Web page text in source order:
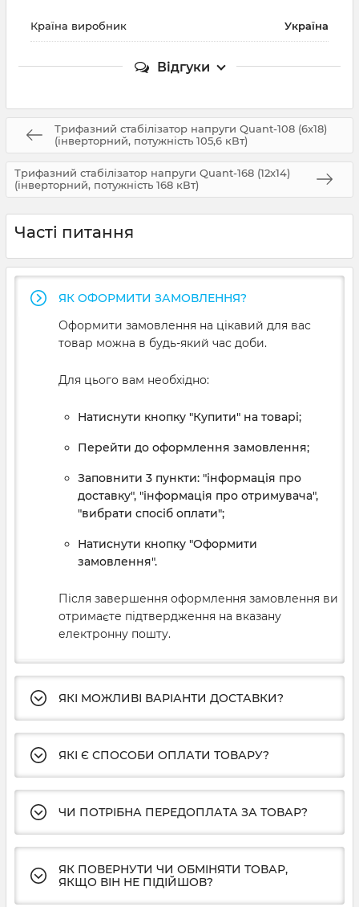
Країна виробник Україна
Відгуки
Трифазний стабілізатор напруги Quant-108 (6х18)
(інверторний, потужність 105,6 кВт)
Трифазний стабілізатор напруги Quant-168 (12х14)
(інверторний, потужність 168 кВт)
Часті питання
ЯК ОФОРМИТИ ЗАМОВЛЕННЯ?
Оформити замовлення на цікавий для вас
товар можна в будь-який час доби.
Для цього вам необхідно:
Натиснути кнопку "Купити" на товарі;
Перейти до оформлення замовлення;
Заповнити 3 пункти: "інформація про
доставку", "інформація про отримувача",
"вибрати спосіб оплати";
Натиснути кнопку "Оформити
замовлення".
Після завершення оформлення замовлення ви
отримаєте підтвердження на вказану
електронну пошту.
ЯКІ МОЖЛИВІ ВАРІАНТИ ДОСТАВКИ?
ЯКІ Є СПОСОБИ ОПЛАТИ ТОВАРУ?
ЧИ ПОТРІБНА ПЕРЕДОПЛАТА ЗА ТОВАР?
ЯК ПОВЕРНУТИ ЧИ ОБМІНЯТИ ТОВАР,
ЯКЩО ВІН НЕ ПІДІЙШОВ?